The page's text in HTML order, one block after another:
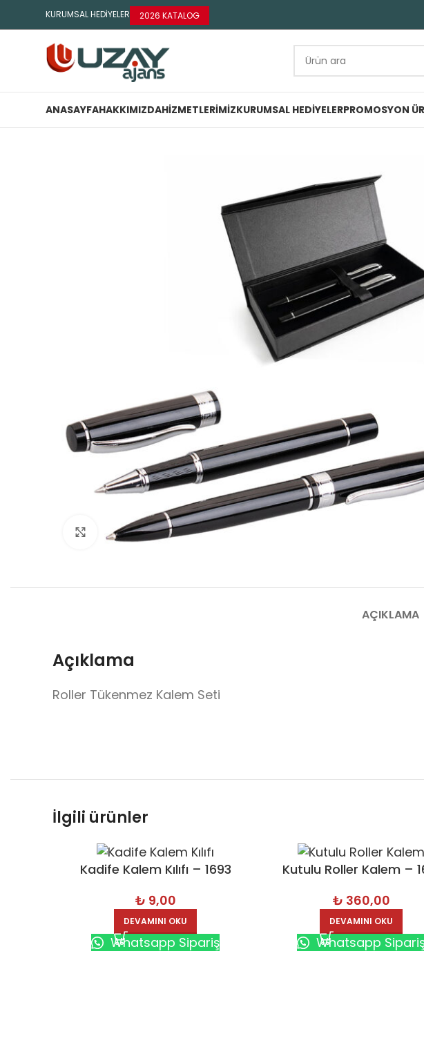
KURUMSAL HEDİYELER 2026 KATALOG
ANASAYFAHAKKIMIZDAHIZMETLERIMIZKURUMSAL HEDIYELERPROMOSYON
Click to enlarge
AÇIKLAMA
Açıklama
Roller Tükenmez Kalem Seti
İlgili ürünler
Kadife Kalem Kılıfı – 1693
₺ 9,00
DEVAMINI OKU
Whatsapp Sipariş
Kutulu Roller Kalem –
₺ 360,00
DEVAMINI OKU
Whatsapp